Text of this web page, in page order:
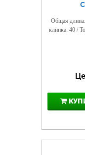
Общая
клинка: 40 /